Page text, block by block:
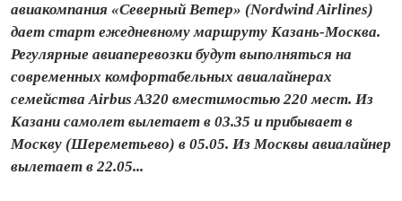
авиакомпания «Северный Ветер» (Nordwind Airlines)
дает старт ежедневному маршруту Казань-Москва.
Регулярные авиаперевозки будут выполняться на
современных комфортабельных авиалайнерах
семейства Airbus A320 вместимостью 220 мест. Из
Казани самолет вылетает в 03.35 и прибывает в
Москву (Шереметьево) в 05.05. Из Москвы авиалайнер
вылетает в 22.05...